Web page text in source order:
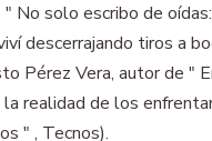
" No solo escribo de
descerrajando tiros a
Pérez Vera, autor de "
la realidad de los
" , Tecnos).